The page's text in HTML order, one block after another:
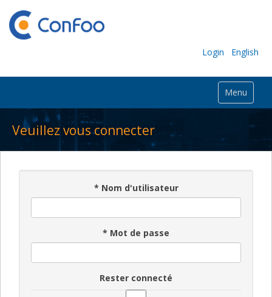
Login English
Menu
Veuillez vous connecter
* Nom d'utilisateur
* Mot de passe
Rester connecté